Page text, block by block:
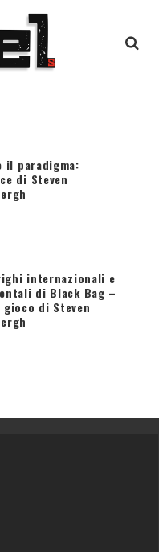
il paradigma:
di Steven
internazionali e
di Black Bag –
gioco di Steven